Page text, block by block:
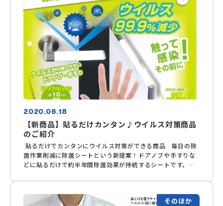
2020.06.18
【新商品】貼るだけカンタン♪ウイルス対策商品
のご紹介
貼るだけでカンタンにウイルス対策ができる商品 毎日の除
菌作業削減に除菌シートという新提案！ドアノブや手すりな
どに貼るだけで約半年間除菌効果が持続するシートです。ス
ご使用いただけます。※しっくい塗料を使用しているため、
除菌スプレーの吹付や水拭きはできません。ご注意くださ
い。 【商品内容】接触感染対策シート（３枚入り）幅１０
そのほか